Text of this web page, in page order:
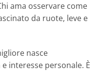
ama osservare come
da ruote, leve e
nasce
interesse personale. È